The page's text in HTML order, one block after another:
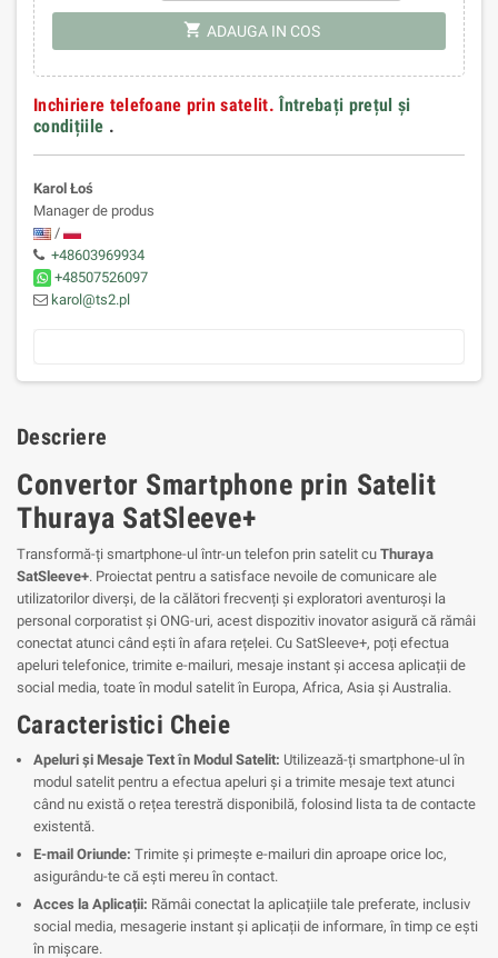
shopping_cart ADAUGA IN COS
Inchiriere telefoane prin satelit. Întrebați prețul și
condițiile .
Karol Łoś
Manager de produs
/
+48603969934
+48507526097
karol@ts2.pl
Descriere
Convertor Smartphone prin Satelit
Thuraya SatSleeve+
Transformă-ți smartphone-ul într-un telefon prin satelit cu Thuraya
SatSleeve+. Proiectat pentru a satisface nevoile de comunicare ale
utilizatorilor diverși, de la călători frecvenți și exploratori aventuroși la
personal corporatist și ONG-uri, acest dispozitiv inovator asigură că rămâi
conectat atunci când ești în afara rețelei. Cu SatSleeve+, poți efectua
apeluri telefonice, trimite e-mailuri, mesaje instant și accesa aplicații de
social media, toate în modul satelit în Europa, Africa, Asia și Australia.
Caracteristici Cheie
Apeluri și Mesaje Text în Modul Satelit: Utilizează-ți smartphone-ul în
modul satelit pentru a efectua apeluri și a trimite mesaje text atunci
când nu există o rețea terestră disponibilă, folosind lista ta de contacte
existentă.
E-mail Oriunde: Trimite și primește e-mailuri din aproape orice loc,
asigurându-te că ești mereu în contact.
Acces la Aplicații: Rămâi conectat la aplicațiile tale preferate, inclusiv
social media, mesagerie instant și aplicații de informare, în timp ce ești
în mișcare.